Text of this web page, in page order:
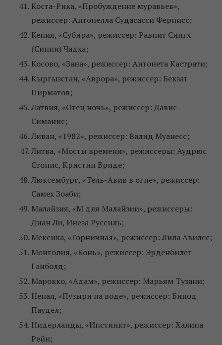
Коста-Рика, «Пробуждение муравьев»,
режиссер: Антонелла Судасасси Фернисс;
Кения, «Субира», режиссер: Равнит Сингх
(Сиппи) Чадха;
Косово, «Зана», режиссер: Антонета Кастрати;
Кыргызстан, «Аврора», режиссер: Бекзат
Пирматов;
Латвия, «Отец ночь», режиссер: Давис
Симанис;
Ливан, «1982», режиссер: Валид Муанесс;
Литва, «Мосты времени», режиссеры: Аудрюс
Стонис, Кристин Бриде;
Люксембург, «Тель-Авив в огне», режиссер:
Самех Зоаби;
Малайзия, «M для Малайзии», режиссеры:
Диан Ли, Инеза Руссиль;
Мексика, «Горничная», режиссер: Лила Авилес;
Монголия, «Конь», режиссер: Эрденбилег
Ганболд;
Марокко, «Адам», режиссер: Марьям Тузани;
Непал, «Пузыри на воде», режиссер: Бинод
Паудел;
Нидерланды, «Инстинкт», режиссер: Халина
Рейн;